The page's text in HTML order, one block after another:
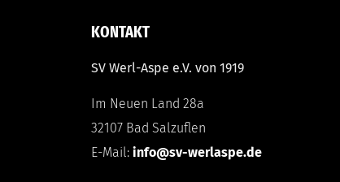
KONTAKT
SV Werl-Aspe e.V. von 1919
Im Neuen Land 28a
32107 Bad Salzuflen
E-Mail: info@sv-werlaspe.de